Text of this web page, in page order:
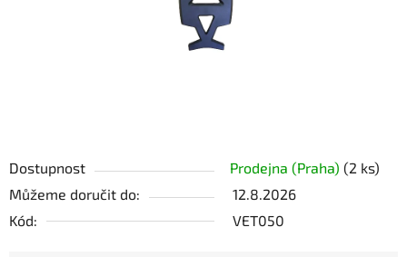
Dostupnost Prodejna (Praha) (2 ks)
Můžeme doručit do:
12.8.2026
Kód:
VET050